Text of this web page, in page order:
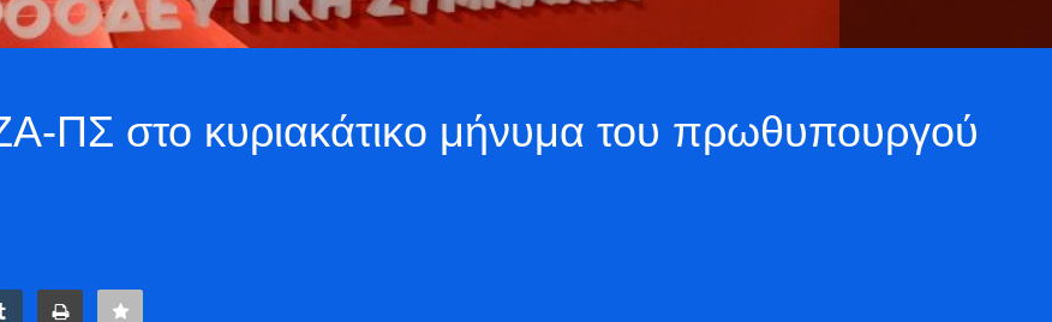
ΠΣ στο κυριακάτικο μήνυμα του πρωθυπουργού